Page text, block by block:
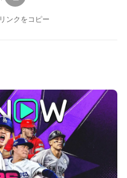
リンクをコピー